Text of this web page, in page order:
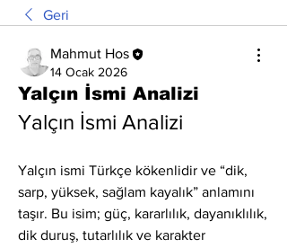
Geri
Mahmut Hos
14 Ocak 2026
Yalçın İsmi Analizi
Yalçın İsmi Analizi
Yalçın ismi Türkçe kökenlidir ve “dik,
sarp, yüksek, sağlam kayalık” anlamını
taşır. Bu isim; güç, kararlılık, dayanıklılık,
dik duruş, tutarlılık ve karakter